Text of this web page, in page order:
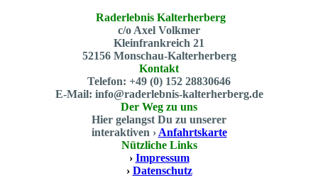
Raderlebnis Kalterherberg
c/o Axel Volkmer
Kleinfrankreich 21
52156 Monschau-Kalterherberg
Kontakt
Telefon: +49 (0) 152 28830646
E-Mail: info@raderlebnis-kalterherberg.de
Der Weg zu uns
Hier gelangst Du zu unserer
interaktiven › Anfahrtskarte
Nützliche Links
› Impressum
› Datenschutz